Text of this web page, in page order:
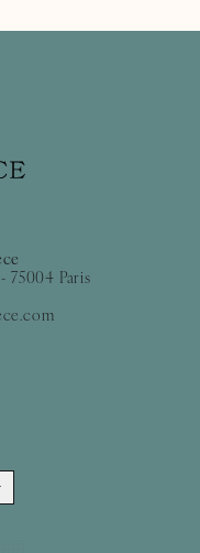
75004 Paris